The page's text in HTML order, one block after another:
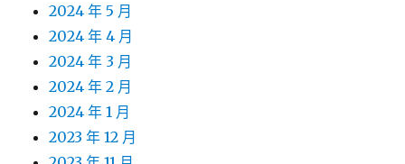
2024 年 5 月
2024 年 4 月
2024 年 3 月
2024 年 2 月
2024 年 1 月
2023 年 12 月